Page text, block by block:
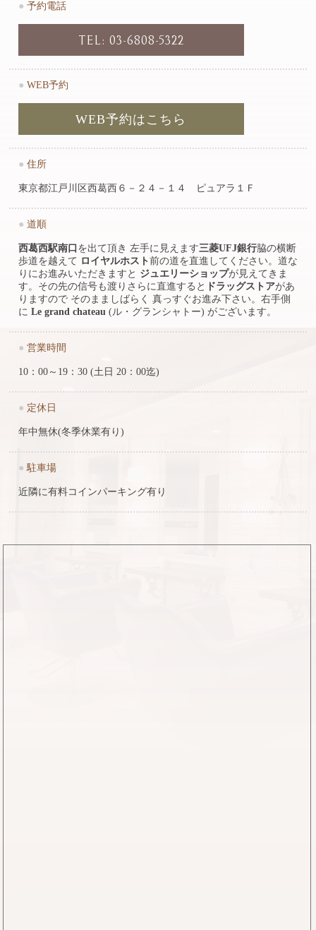
● 予約電話
TEL: 03-6808-5322
● WEB予約
WEB予約はこちら
● 住所
東京都江戸川区西葛西６－２４－１４ ピュアラ１Ｆ
● 道順
西葛西駅南口 を出て頂き 左手に見えます三菱UFJ銀行脇の横断
歩道を越えて ロイヤルホスト 前の道を直進してください。道な
りにお進みいただきますと ジュエリーショップが見えてきま
す。その先の信号も渡りさらに直進すると ドラッグストアがあ
りますので そのまましばらく 真っすぐお進み下さい。右手側
に Le grand chateau (ル・グランシャトー) がございます。
● 営業時間
10：00～19：30 (土日 20：00迄)
● 定休日
年中無休(冬季休業有り)
● 駐車場
近隣に有料コインパーキング有り